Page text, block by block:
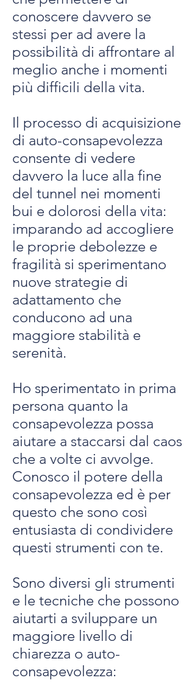
conoscere davvero se
stessi per ad avere la
possibilità di affrontare al
meglio anche i momenti
più difficili della vita.
Il processo di acquisizione
di auto-consapevolezza
consente di vedere
davvero la luce alla fine
del tunnel nei momenti
bui e dolorosi della vita:
imparando ad accogliere
le proprie debolezze e
fragilità si sperimentano
nuove strategie di
adattamento che
conducono ad una
maggiore stabilità e
serenità.
Ho sperimentato in prima
persona quanto la
consapevolezza possa
aiutare a staccarsi dal caos
che a volte ci avvolge.
Conosco il potere della
consapevolezza ed è per
questo che sono così
entusiasta di condividere
questi strumenti con te.
Sono diversi gli strumenti
e le tecniche che possono
aiutarti a sviluppare un
maggiore livello di
chiarezza o auto-
consapevolezza: